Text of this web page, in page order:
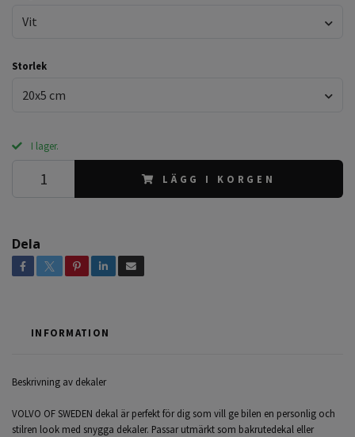
Vit
Storlek
20x5 cm
I lager.
LÄGG I KORGEN
Dela
INFORMATION
Beskrivning av dekaler
VOLVO OF SWEDEN dekal är perfekt för dig som vill ge bilen en personlig och
stilren look med snygga dekaler. Passar utmärkt som bakrutedekal eller